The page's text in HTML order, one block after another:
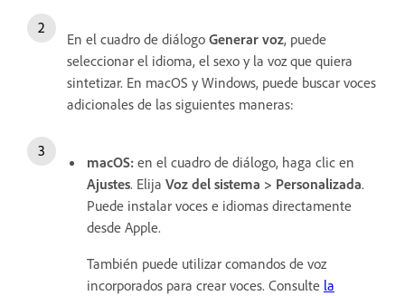
En el cuadro de diálogo Generar voz, puede
seleccionar el idioma, el sexo y la voz que quiera
sintetizar. En macOS y Windows, puede buscar voces
adicionales de las siguientes maneras:
macOS: en el cuadro de diálogo, haga clic en
Ajustes. Elija Voz del sistema > Personalizada.
Puede instalar voces e idiomas directamente
desde Apple.
También puede utilizar comandos de voz
incorporados para crear voces. Consulte la